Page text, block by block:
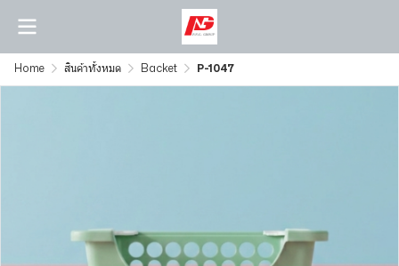
Home สินค้าทั้งหมด Backet P-1047